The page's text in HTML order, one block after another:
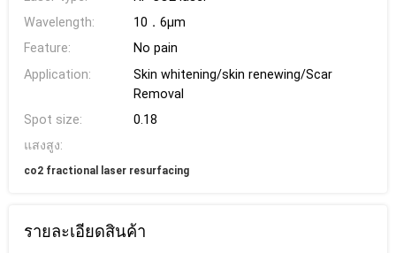
Wavelength:
10．6μm
Feature:
No pain
Application:
Skin whitening/skin renewing/Scar
Removal
Spot size:
0.18
แสงสูง:
co2 fractional laser resurfacing
รายละเอียดสินค้า